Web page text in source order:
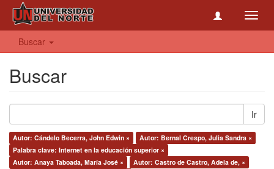
Buscar
Buscar
Ir
Autor: Cándelo Becerra, John Edwin ×
Autor: Bernal Crespo, Julia Sandra ×
Palabra clave: Internet en la educación superior ×
Autor: Anaya Taboada, María José ×
Autor: Castro de Castro, Adela de, ×